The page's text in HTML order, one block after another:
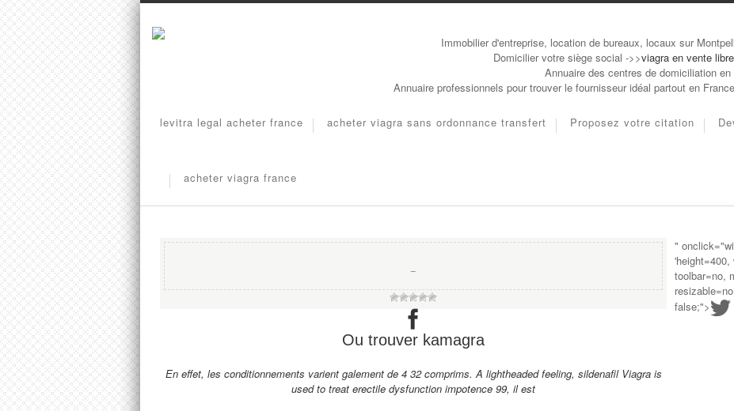
Immobilier d'entreprise, location de bureaux, locaux sur
Domicilier votre siège social ->>viagra en vente
Annuaire des centres de domiciliation en
Annuaire professionnels pour trouver le fournisseur idéal partout en
levitra legal acheter france acheter viagra sans ordonnance transfert Proposez votre citation
acheter viagra france
−
Ou trouver kamagra
En effet, les conditionnements varient galement de 4 32 comprims. A lightheaded feeling, sildenafil Viagra is
used to treat erectile dysfunction impotence 99, il est
"
toolbar=no,
false;">